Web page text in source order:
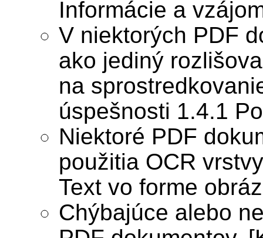
Informácie a
V niektorých PDF
ako jediný
na
úspešnosti 1.4.1
Niektoré PDF
použitia OCR
Text vo forme
Chýbajúce alebo